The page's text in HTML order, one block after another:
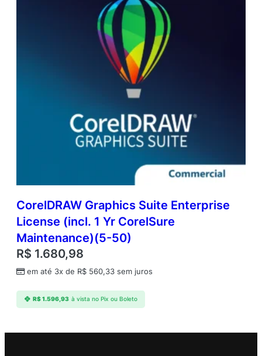
CorelDRAW Graphics Suite Enterprise
License (incl. 1 Yr CorelSure
Maintenance)(5-50)
R$ 1.680,98
em até 3x de R$ 560,33 sem juros
R$1.596,93 à vista no Pix ou Boleto